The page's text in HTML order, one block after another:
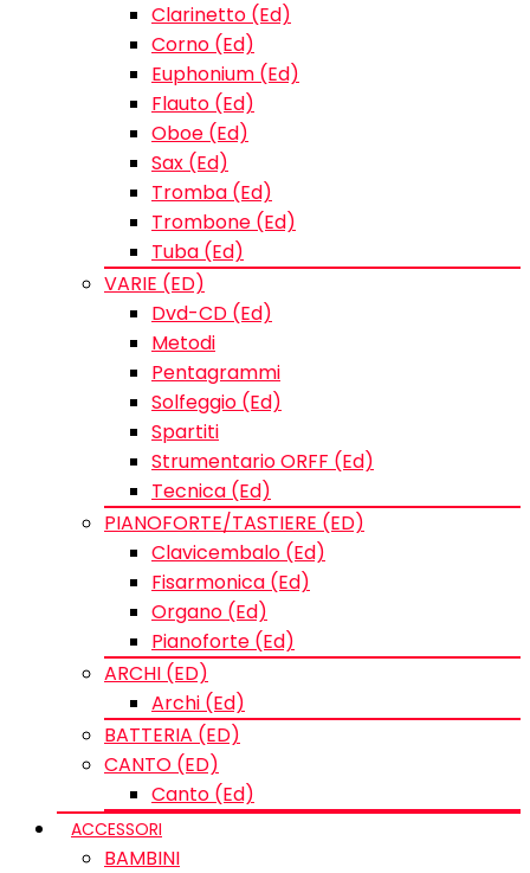
Clarinetto (Ed)
Corno (Ed)
Euphonium (Ed)
Flauto (Ed)
Oboe (Ed)
Sax (Ed)
Tromba (Ed)
Trombone (Ed)
Tuba (Ed)
VARIE (ED)
Dvd-CD (Ed)
Metodi
Pentagrammi
Solfeggio (Ed)
Spartiti
Strumentario ORFF (Ed)
Tecnica (Ed)
PIANOFORTE/TASTIERE (ED)
Clavicembalo (Ed)
Fisarmonica (Ed)
Organo (Ed)
Pianoforte (Ed)
ARCHI (ED)
Archi (Ed)
BATTERIA (ED)
CANTO (ED)
Canto (Ed)
ACCESSORI
BAMBINI